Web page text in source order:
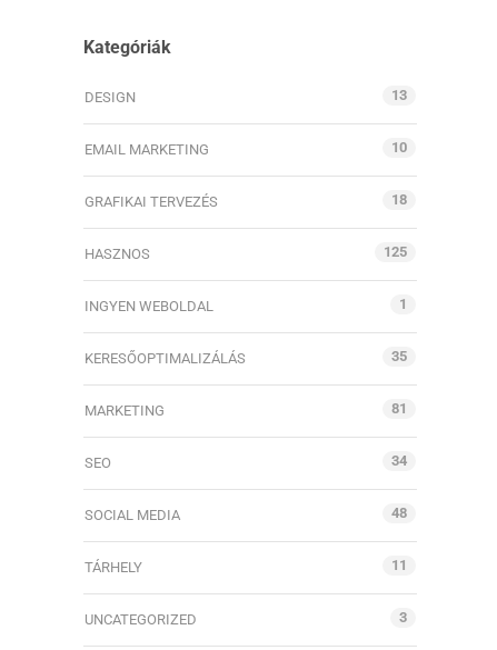
Kategóriák
DESIGN 13
EMAIL MARKETING 10
GRAFIKAI TERVEZÉS 18
HASZNOS 125
INGYEN WEBOLDAL 1
KERESŐOPTIMALIZÁLÁS 35
MARKETING 81
SEO 34
SOCIAL MEDIA 48
TÁRHELY 11
UNCATEGORIZED 3